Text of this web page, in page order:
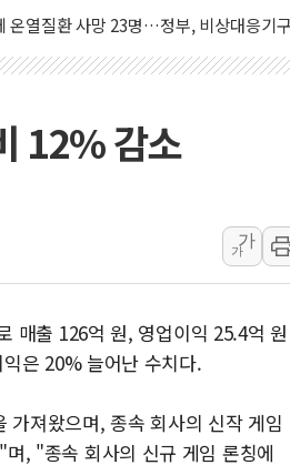
온열질환 사망 23명…정부, 비상대응기
계곡서 수위 상승으로 피서객 7명 고립…
동해안 시간당 50mm 이상 폭우…호우
'ISA·주가누르기 방지법' 전면 재검토 지시
북 울진 시간당 20~30mm 강한 비...가뭄
공원 주택 검토, 민주당 스스로 원칙 뒤집
더위 지속…청주·진천 35도, 곳곳 소나기
사권 폐지·공소청 출범…피해자들 '범죄
개인정보 보안 새판 짠다…'자율규제단체
12% 감소
가
가
매출 126억 원, 영업이익 25.4억 원
은 20% 늘어난 수치다.
가져왔으며, 종속 회사의 신작 게임
, "종속 회사의 신규 게임 론칭에